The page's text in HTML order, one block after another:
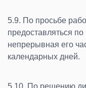
5.9. По просьбе
предоставляться
непрерывная его
календарных дней.
5.10. По решению